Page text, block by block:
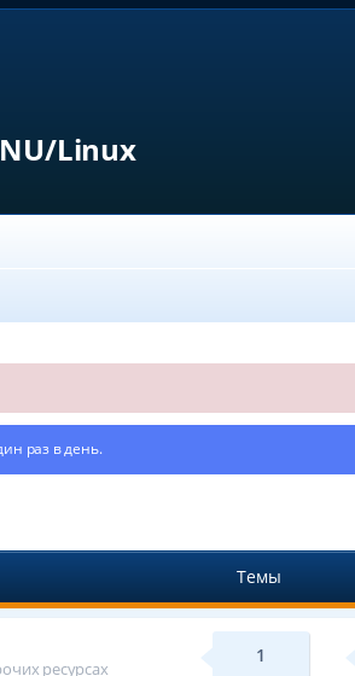
Linux
раз в день.
Темы
ресурсах
1